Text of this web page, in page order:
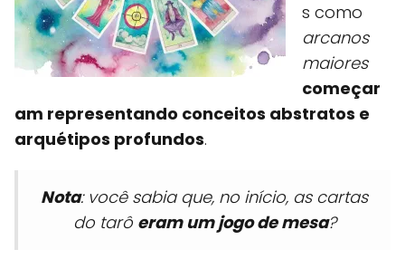
s como
arcanos
maiores
começar
am representando conceitos abstratos e
arquétipos profundos.
Nota: você sabia que, no início, as cartas
do tarô eram um jogo de mesa?